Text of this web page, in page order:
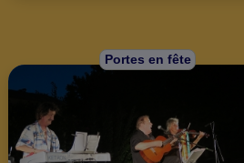
Portes en fête